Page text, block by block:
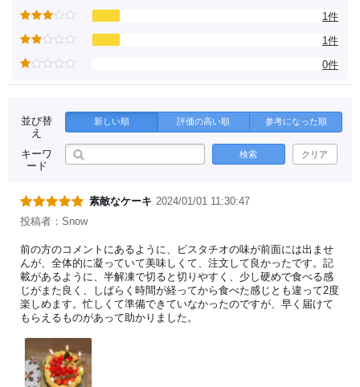
1件
1件
0件
並び替
え
新しい順 評価の高い順 参考になった順
キーワ
ード
検索 クリア
素敵なケーキ 2024/01/01 11:30:47
投稿者：Snow
前の方のコメントにあるように、ピスタチオの味が前面には出ませ
んが、全体的に凝っていて美味しくて、注文して良かったです。記
載があるように、半解凍で切ると切りやすく、少し硬めで食べる感
じがまた良く、しばらく時間が経ってから食べた感じとも違って2度
楽しめます。忙しくて準備できていなかったのですが、早く届けて
もらえるものがあって助かりました。